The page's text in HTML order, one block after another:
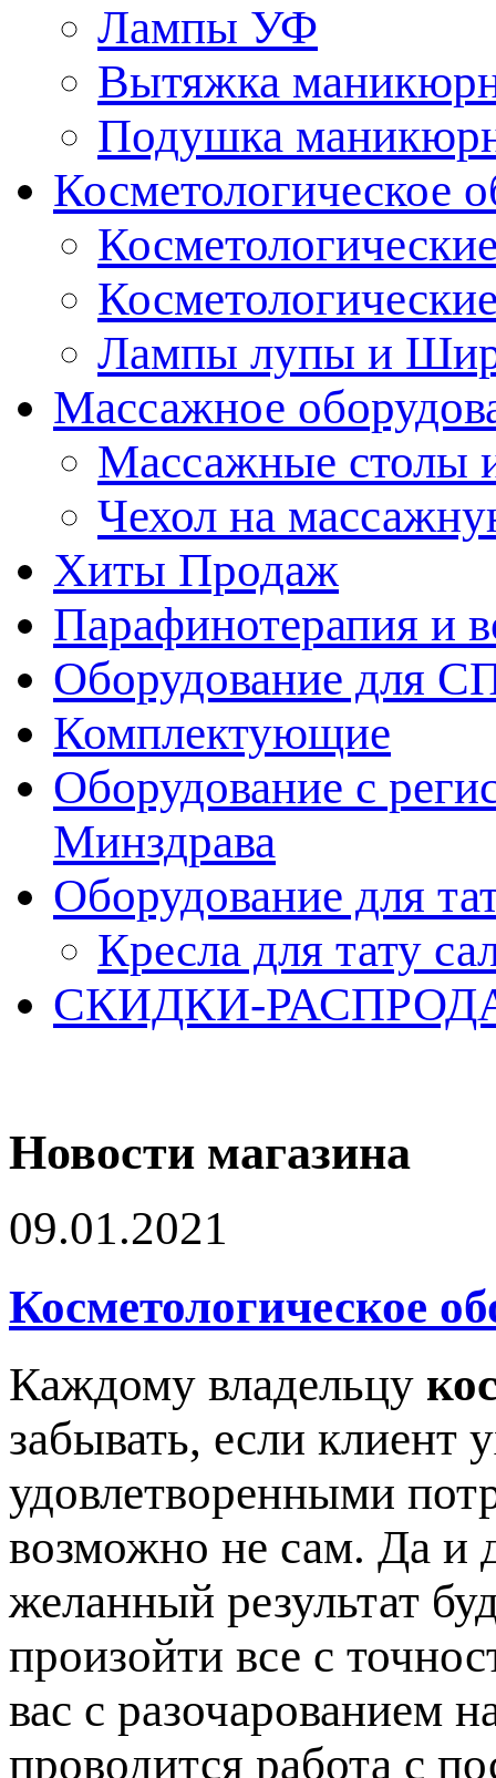
Лампы УФ
Вытяжка
Подушка
Косметологическое
Лампы лупы и
Массажное
Массажные столы
Чехол на
Хиты Продаж
Парафинотерапия и
Оборудование для
Комплектующие
Оборудование с
Минздрава
Оборудование для
Кресла для тату
СКИДКИ-
Новости магазина
09.01.2021
Косметологическое
Каждому владельцу
забывать, если клиент
удовлетворенными
возможно не сам. Да и
желанный результат
произойти все с
вас с разочарованием
проводится работа с